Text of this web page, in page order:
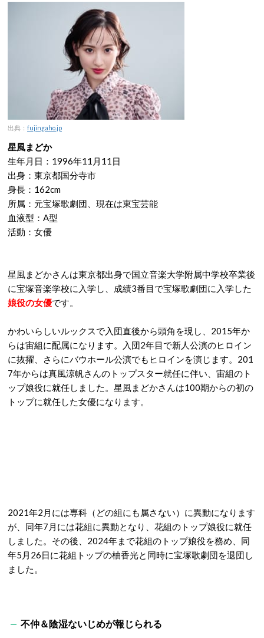
出典： fujingaho.jp
星風まどか
生年月日：1996年11月11日
出身：東京都国分寺市
身長：162cm
所属：元宝塚歌劇団、現在は東宝芸能
血液型：A型
活動：女優
星風まどかさんは東京都出身で国立音楽大学附属中学校卒業後
に宝塚音楽学校に入学し、成績3番目で宝塚歌劇団に入学した
娘役の女優です。
かわいらしいルックスで入団直後から頭角を現し、2015年か
らは宙組に配属になります。入団2年目で新人公演のヒロイン
に抜擢、さらにバウホール公演でもヒロインを演じます。201
7年からは真風涼帆さんのトップスター就任に伴い、宙組のト
ップ娘役に就任しました。星風まどかさんは100期からの初の
トップに就任した女優になります。
2021年2月には専科（どの組にも属さない）に異動になります
が、同年7月には花組に異動となり、花組のトップ娘役に就任
しました。その後、2024年まで花組のトップ娘役を務め、同
年5月26日に花組トップの柚香光と同時に宝塚歌劇団を退団し
ました。
不仲＆陰湿ないじめが報じられる